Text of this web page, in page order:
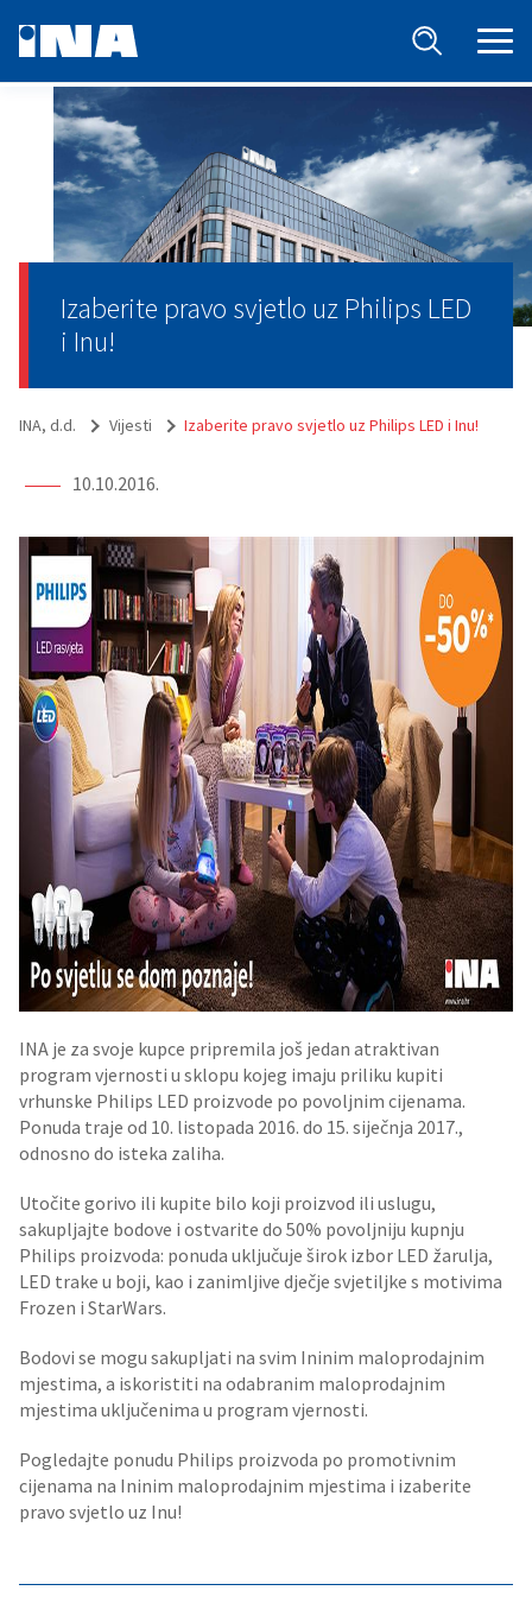
Izaberite pravo svjetlo uz Philips LED
i Inu!
INA, d.d. Vijesti Izaberite pravo svjetlo uz Philips LED i Inu!
10.10.2016.
INA je za svoje kupce pripremila još jedan atraktivan
program vjernosti u sklopu kojeg imaju priliku kupiti
vrhunske Philips LED proizvode po povoljnim cijenama.
Ponuda traje od 10. listopada 2016. do 15. siječnja 2017.,
odnosno do isteka zaliha.
Utočite gorivo ili kupite bilo koji proizvod ili uslugu,
sakupljajte bodove i ostvarite do 50% povoljniju kupnju
Philips proizvoda: ponuda uključuje širok izbor LED žarulja,
LED trake u boji, kao i zanimljive dječje svjetiljke s motivima
Frozen i StarWars.
Bodovi se mogu sakupljati na svim Ininim maloprodajnim
mjestima, a iskoristiti na odabranim maloprodajnim
mjestima uključenima u program vjernosti.
Pogledajte ponudu Philips proizvoda po promotivnim
cijenama na Ininim maloprodajnim mjestima i izaberite
pravo svjetlo uz Inu!